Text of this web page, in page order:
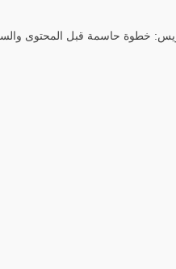
خطوة حاسمة قبل المحتوى